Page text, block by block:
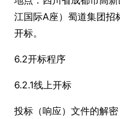
江国际A座）蜀道集团招
开标。
6.2开标程序
6.2.1线上开标
投标（响应）文件的解密